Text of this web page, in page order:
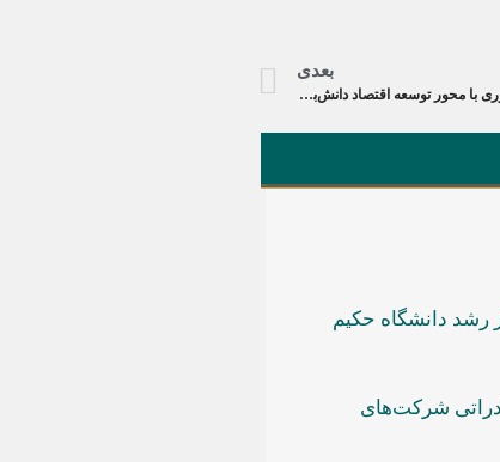
بعدی
نشست هم‌اندیشی دبیر ستاد اقتصاد دانش‌بنیان معاون علمی ریاست جمهوری با محور توسعه اقتصاد دانش‌بنیان
رشد دانشگاه حکیم
شرکت‌های